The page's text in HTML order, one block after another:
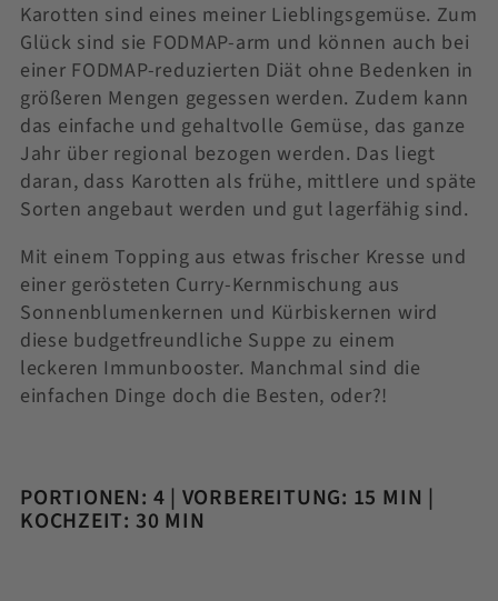
Karotten sind eines meiner Lieblingsgemüse. Zum
Glück sind sie FODMAP-arm und können auch bei
einer FODMAP-reduzierten Diät ohne Bedenken in
größeren Mengen gegessen werden. Zudem kann
das einfache und gehaltvolle Gemüse, das ganze
Jahr über regional bezogen werden. Das liegt
daran, dass Karotten als frühe, mittlere und späte
Sorten angebaut werden und gut lagerfähig sind.
Mit einem Topping aus etwas frischer Kresse und
einer gerösteten Curry-Kernmischung aus
Sonnenblumenkernen und Kürbiskernen wird
diese budgetfreundliche Suppe zu einem
leckeren Immunbooster. Manchmal sind die
einfachen Dinge doch die Besten, oder?!
PORTIONEN: 4 | VORBEREITUNG: 15 MIN |
KOCHZEIT: 30 MIN